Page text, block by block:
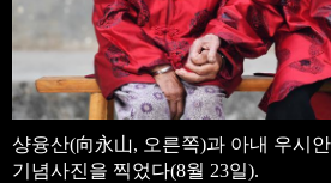
샹융산(向永山, 오른쪽)과 아내 우시
기념사진을 찍었다(8월 23일).